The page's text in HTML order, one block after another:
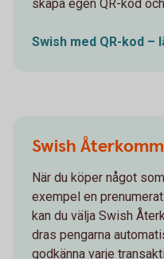
skapa egen QR-kod
Swish med QR-kod –
Swish
När du köper något
exempel en
kan du välja Swish
dras pengarna
godkänna varje